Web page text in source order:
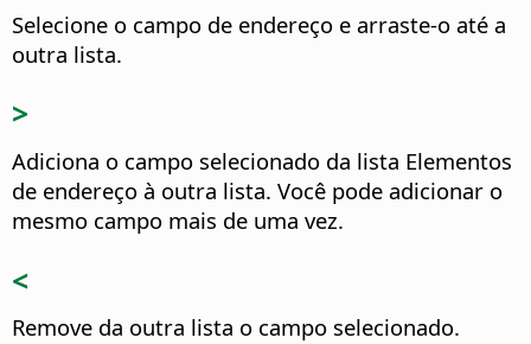
Selecione o campo de endereço e arraste-o até a
outra lista.
>
Adiciona o campo selecionado da lista Elementos
de endereço à outra lista. Você pode adicionar o
mesmo campo mais de uma vez.
<
Remove da outra lista o campo selecionado.